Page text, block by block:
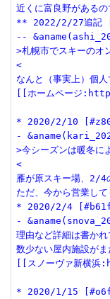
近くに富良野がある
** 2022/2/27追記
--
>札幌市でスキーのオ
<
なんと（事実上）個
[[ホームページ
* 2020/2/10
-
>今シーズンは暖冬に
<
雁が原スキー場、2/4
ただ、今から営業し
* 2020/2/4
-
理由など詳細は書か
数少ない屋内施設が
[[スノーヴァ新横
* 2020/1/15